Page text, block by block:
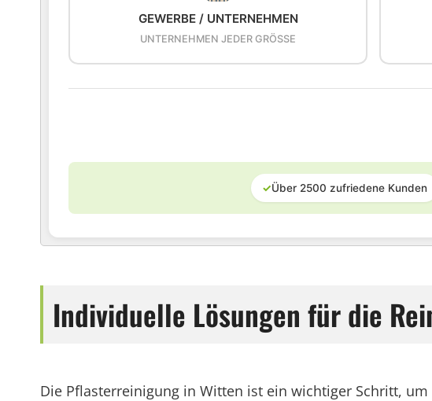
GEWERBE / UNTERNEHMEN
UNTERNEHMEN JEDER GRÖSSE
✓Über 2500 zufriedene Kunden
Individuelle Lösungen für die
Die Pflasterreinigung in Witten ist ein wichtiger Schritt,